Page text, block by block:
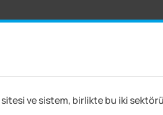
sitesi ve sistem, birlikte bu iki